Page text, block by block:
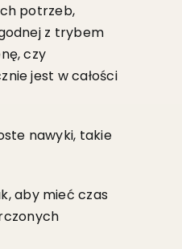
potrzeb,
z trybem
czy
jest w całości
nawyki, takie
aby mieć czas